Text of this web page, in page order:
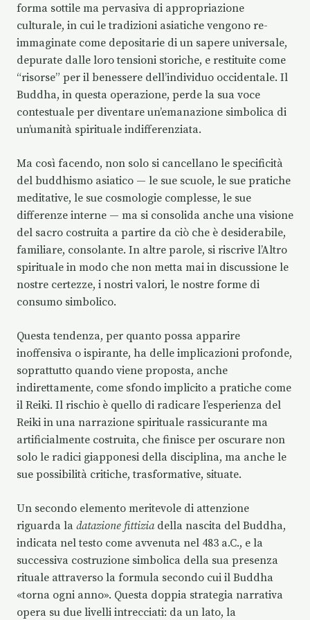
forma sottile ma pervasiva di appropriazione
culturale, in cui le tradizioni asiatiche vengono re-
immaginate come depositarie di un sapere universale,
depurate dalle loro tensioni storiche, e restituite come
“risorse” per il benessere dell’individuo occidentale. Il
Buddha, in questa operazione, perde la sua voce
contestuale per diventare un’emanazione simbolica di
un’umanità spirituale indifferenziata.
Ma così facendo, non solo si cancellano le specificità
del buddhismo asiatico — le sue scuole, le sue pratiche
meditative, le sue cosmologie complesse, le sue
differenze interne — ma si consolida anche una visione
del sacro costruita a partire da ciò che è desiderabile,
familiare, consolante. In altre parole, si riscrive l’Altro
spirituale in modo che non metta mai in discussione le
nostre certezze, i nostri valori, le nostre forme di
consumo simbolico.
Questa tendenza, per quanto possa apparire
inoffensiva o ispirante, ha delle implicazioni profonde,
soprattutto quando viene proposta, anche
indirettamente, come sfondo implicito a pratiche come
il Reiki. Il rischio è quello di radicare l’esperienza del
Reiki in una narrazione spirituale rassicurante ma
artificialmente costruita, che finisce per oscurare non
solo le radici giapponesi della disciplina, ma anche le
sue possibilità critiche, trasformative, situate.
Un secondo elemento meritevole di attenzione
riguarda la datazione fittiziadella nascita del Buddha,
indicata nel testo come avvenuta nel 483 a.C., e la
successiva costruzione simbolica della sua presenza
rituale attraverso la formula secondo cui il Buddha
«torna ogni anno». Questa doppia strategia narrativa
opera su due livelli intrecciati: da un lato, la